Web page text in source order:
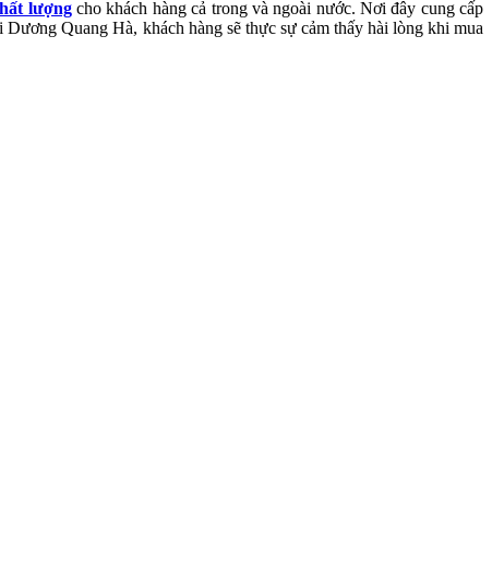
lượngcho khách hàng cả trong và ngoài nước. Nơi đây cung cấp
Quang Hà, khách hàng sẽ thực sự cảm thấy hài lòng khi mua